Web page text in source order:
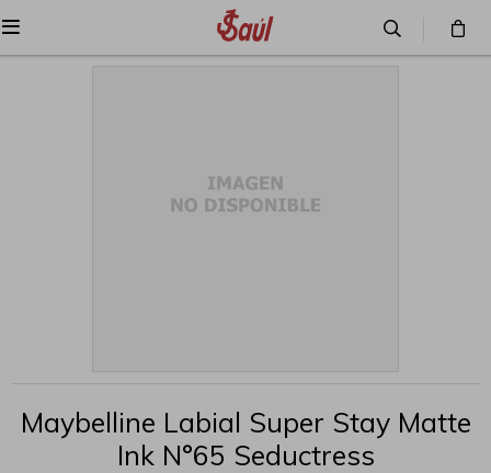

Maybelline Labial Super Stay Matte
Ink N°65 Seductress